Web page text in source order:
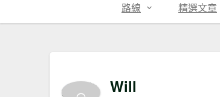
路線 精選文章
Will